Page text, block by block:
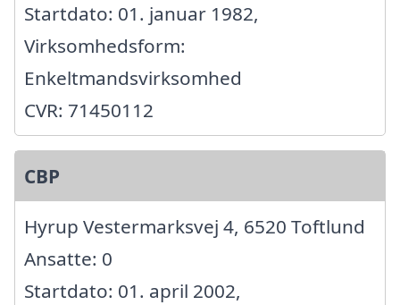
Startdato: 01. januar 1982,
Virksomhedsform:
Enkeltmandsvirksomhed
CVR: 71450112
CBP
Hyrup Vestermarksvej 4, 6520 Toftlund
Ansatte: 0
Startdato: 01. april 2002,